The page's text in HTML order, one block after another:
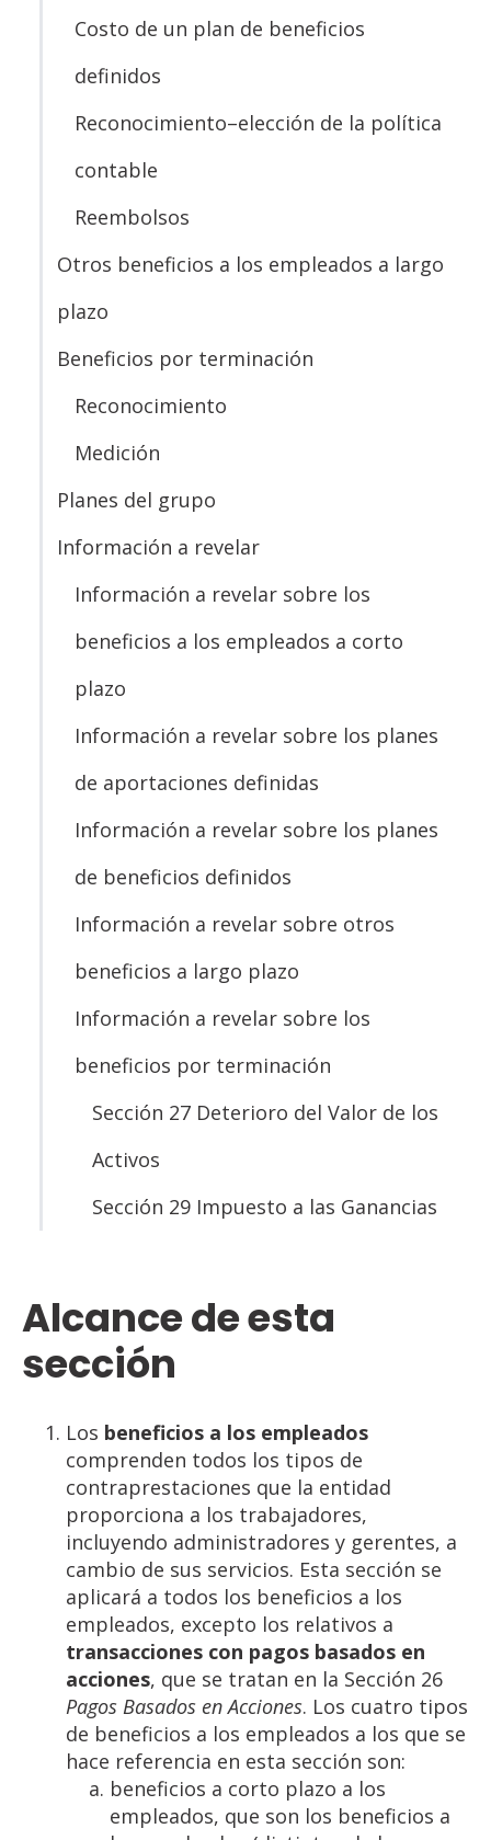
Costo de un plan de beneficios
definidos
Reconocimiento–elección de la política
contable
Reembolsos
Otros beneficios a los empleados a largo
plazo
Beneficios por terminación
Reconocimiento
Medición
Planes del grupo
Información a revelar
Información a revelar sobre los
beneficios a los empleados a corto
plazo
Información a revelar sobre los planes
de aportaciones definidas
Información a revelar sobre los planes
de beneficios definidos
Información a revelar sobre otros
beneficios a largo plazo
Información a revelar sobre los
beneficios por terminación
Sección 27 Deterioro del Valor de los
Activos
Sección 29 Impuesto a las Ganancias
Alcance de esta
sección
Los beneficios a los empleados
comprenden todos los tipos de
contraprestaciones que la entidad
proporciona a los trabajadores,
incluyendo administradores y gerentes, a
cambio de sus servicios. Esta sección se
aplicará a todos los beneficios a los
empleados, excepto los relativos a
transacciones con pagos basados en
acciones, que se tratan en la Sección 26
Pagos Basados en Acciones. Los cuatro tipos
de beneficios a los empleados a los que se
hace referencia en esta sección son:
beneficios a corto plazo a los
empleados, que son los beneficios a